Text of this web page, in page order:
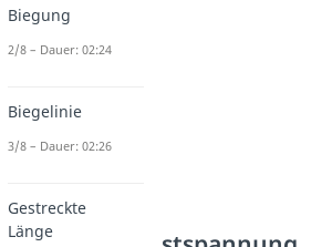
Biegung
2/8 – Dauer: 02:24
Biegelinie
3/8 – Dauer: 02:26
Gestreckte
Länge